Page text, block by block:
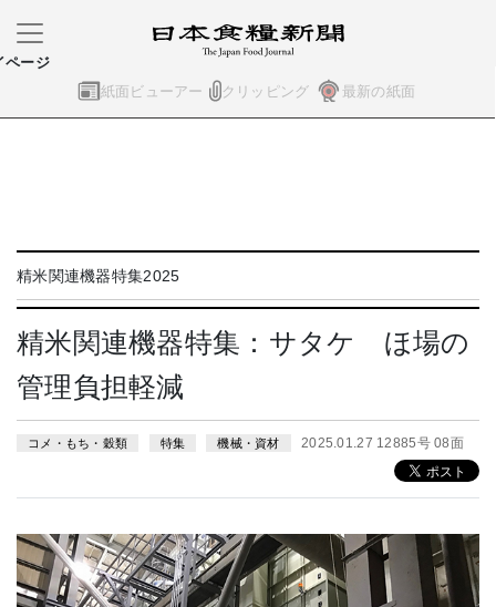
紙面ビューアー クリッピング 最新の紙面
ページ
精米関連機器特集2025
精米関連機器特集：サタケ ほ場の
管理負担軽減
コメ・もち・穀類 特集 機械・資材 2025.01.27 12885号 08面